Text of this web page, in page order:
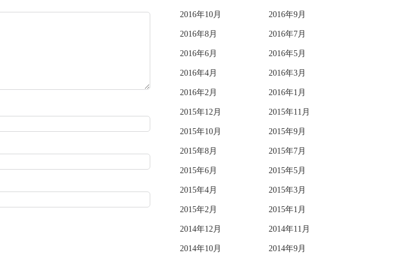
2016年10月 2016年9月
2016年8月 2016年7月
2016年6月 2016年5月
2016年4月 2016年3月
2016年2月 2016年1月
2015年12月 2015年11月
2015年10月 2015年9月
2015年8月 2015年7月
2015年6月 2015年5月
2015年4月 2015年3月
2015年2月 2015年1月
2014年12月 2014年11月
2014年10月 2014年9月